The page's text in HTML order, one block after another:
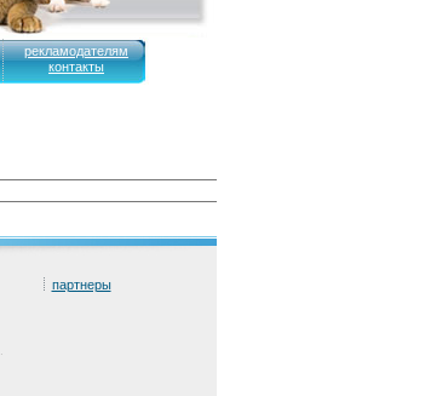
рекламодателям
контакты
партнеры